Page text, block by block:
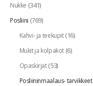
Nukke (341)
Posliini (769)
Kahvi- ja teekupit(16)
Mukit ja kolpakot(6)
Opaskirjat(53)
Posliininmaalaus- tarvikkeet